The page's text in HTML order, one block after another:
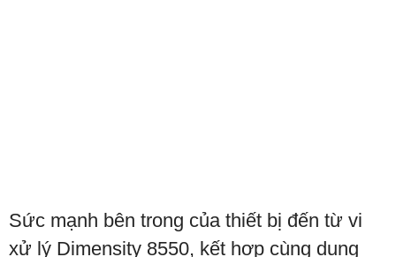
Sức mạnh bên trong của thiết bị đến từ vi
xử lý Dimensity 8550, kết hợp cùng dung